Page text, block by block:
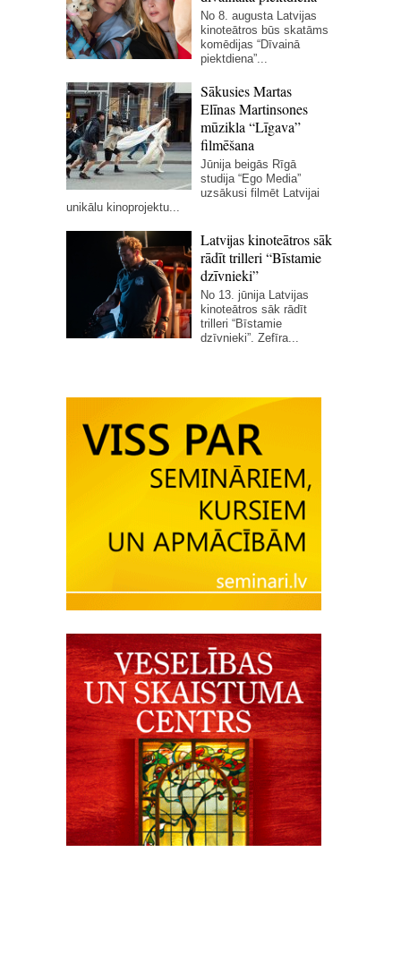
No 8. augusta Latvijas
kinoteātros būs skatāms
komēdijas “Dīvainā
piektdiena”...
Sākusies Martas
Elīnas Martinsones
mūzikla “Līgava”
filmēšana
Jūnija beigās Rīgā
studija “Ego Media”
uzsākusi filmēt Latvijai
unikālu kinoprojektu...
Latvijas kinoteātros sāk
rādīt trilleri “Bīstamie
dzīvnieki”
No 13. jūnija Latvijas
kinoteātros sāk rādīt
trilleri “Bīstamie
dzīvnieki”. Zefīra...